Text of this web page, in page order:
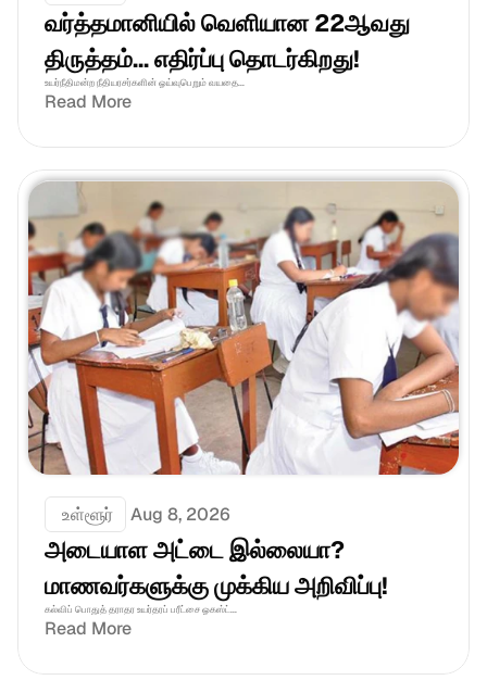
வர்த்தமானியில் வெளியான 22ஆவது
திருத்தம்... எதிர்ப்பு தொடர்கிறது!
உயர்நீதிமன்ற நீதியரசர்களின் ஓய்வுபெறும் வயதை...
Read More
உள்ளூர் Aug 8, 2026
அடையாள அட்டை இல்லையா?
மாணவர்களுக்கு முக்கிய அறிவிப்பு!
கல்விப் பொதுத் தராதர உயர்தரப் பரீட்சை ஓகஸ்ட்...
Read More